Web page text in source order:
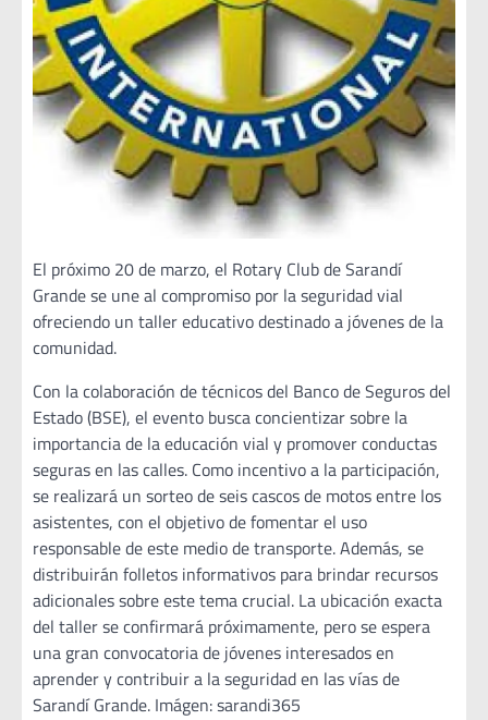
El próximo 20 de marzo, el Rotary Club de Sarandí
Grande se une al compromiso por la seguridad vial
ofreciendo un taller educativo destinado a jóvenes de la
comunidad.
Con la colaboración de técnicos del Banco de Seguros del
Estado (BSE), el evento busca concientizar sobre la
importancia de la educación vial y promover conductas
seguras en las calles. Como incentivo a la participación,
se realizará un sorteo de seis cascos de motos entre los
asistentes, con el objetivo de fomentar el uso
responsable de este medio de transporte. Además, se
distribuirán folletos informativos para brindar recursos
adicionales sobre este tema crucial. La ubicación exacta
del taller se confirmará próximamente, pero se espera
una gran convocatoria de jóvenes interesados en
aprender y contribuir a la seguridad en las vías de
Sarandí Grande. Imágen: sarandi365